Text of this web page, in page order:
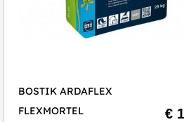
BOSTIK ARDAFLEX
FLEXMORTEL
€